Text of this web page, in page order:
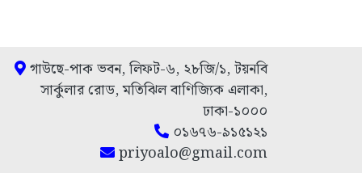
গাউছে-পাক ভবন, লিফট-৬, ২৮জি/১, টয়নবি
সার্কুলার রোড, মতিঝিল বাণিজ্যিক এলাকা,
ঢাকা-১০০০
০১৬৭৬-৯১৫১২১
priyoalo@gmail.com